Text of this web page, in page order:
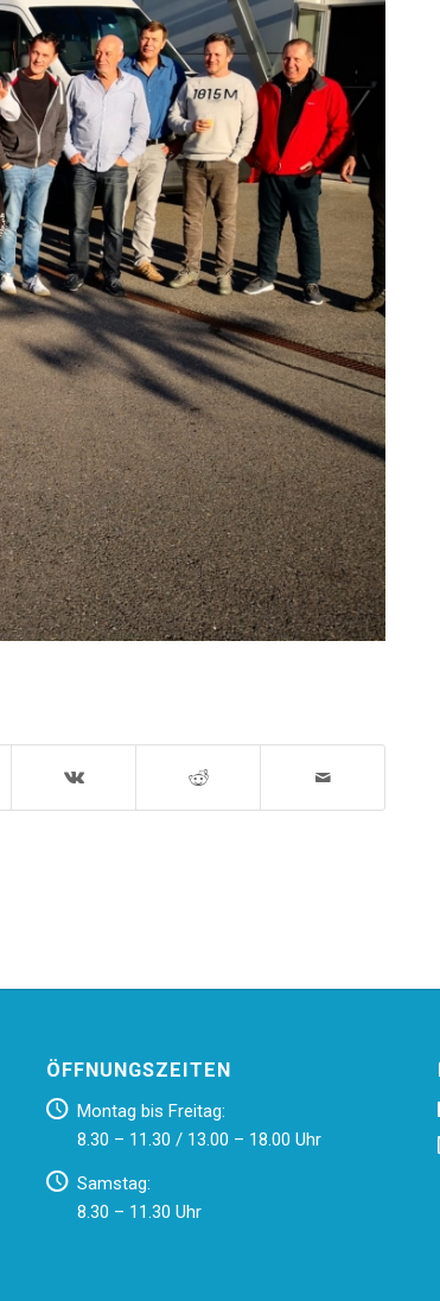
ÖFFNUNGSZEITEN
Montag bis Freitag:
8.30 – 11.30 / 13.00 – 18.00 Uhr
Samstag:
8.30 – 11.30 Uhr